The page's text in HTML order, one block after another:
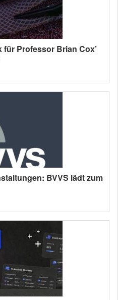
für Professor Brian Cox’
BVVS lädt zum